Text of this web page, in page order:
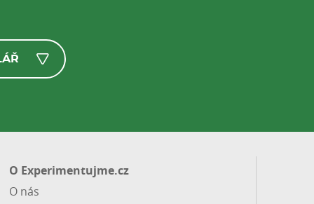
O Experimentujme.cz
O nás